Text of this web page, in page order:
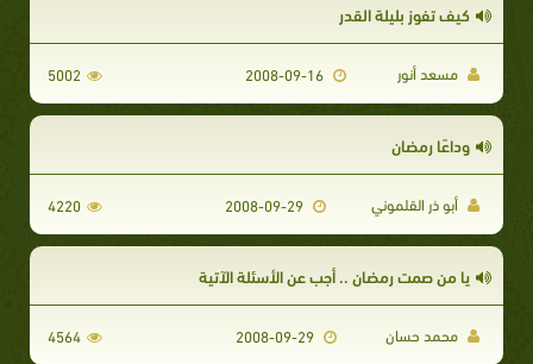
كيف تفوز بليلة القدر
مسعد أنور 2008-09-16
5002
وداعًا رمضان
أبو ذر القلموني 4220
يا من صمت رمضان .. أجب عن الأسئلة الآتية
محمد حسان 4564